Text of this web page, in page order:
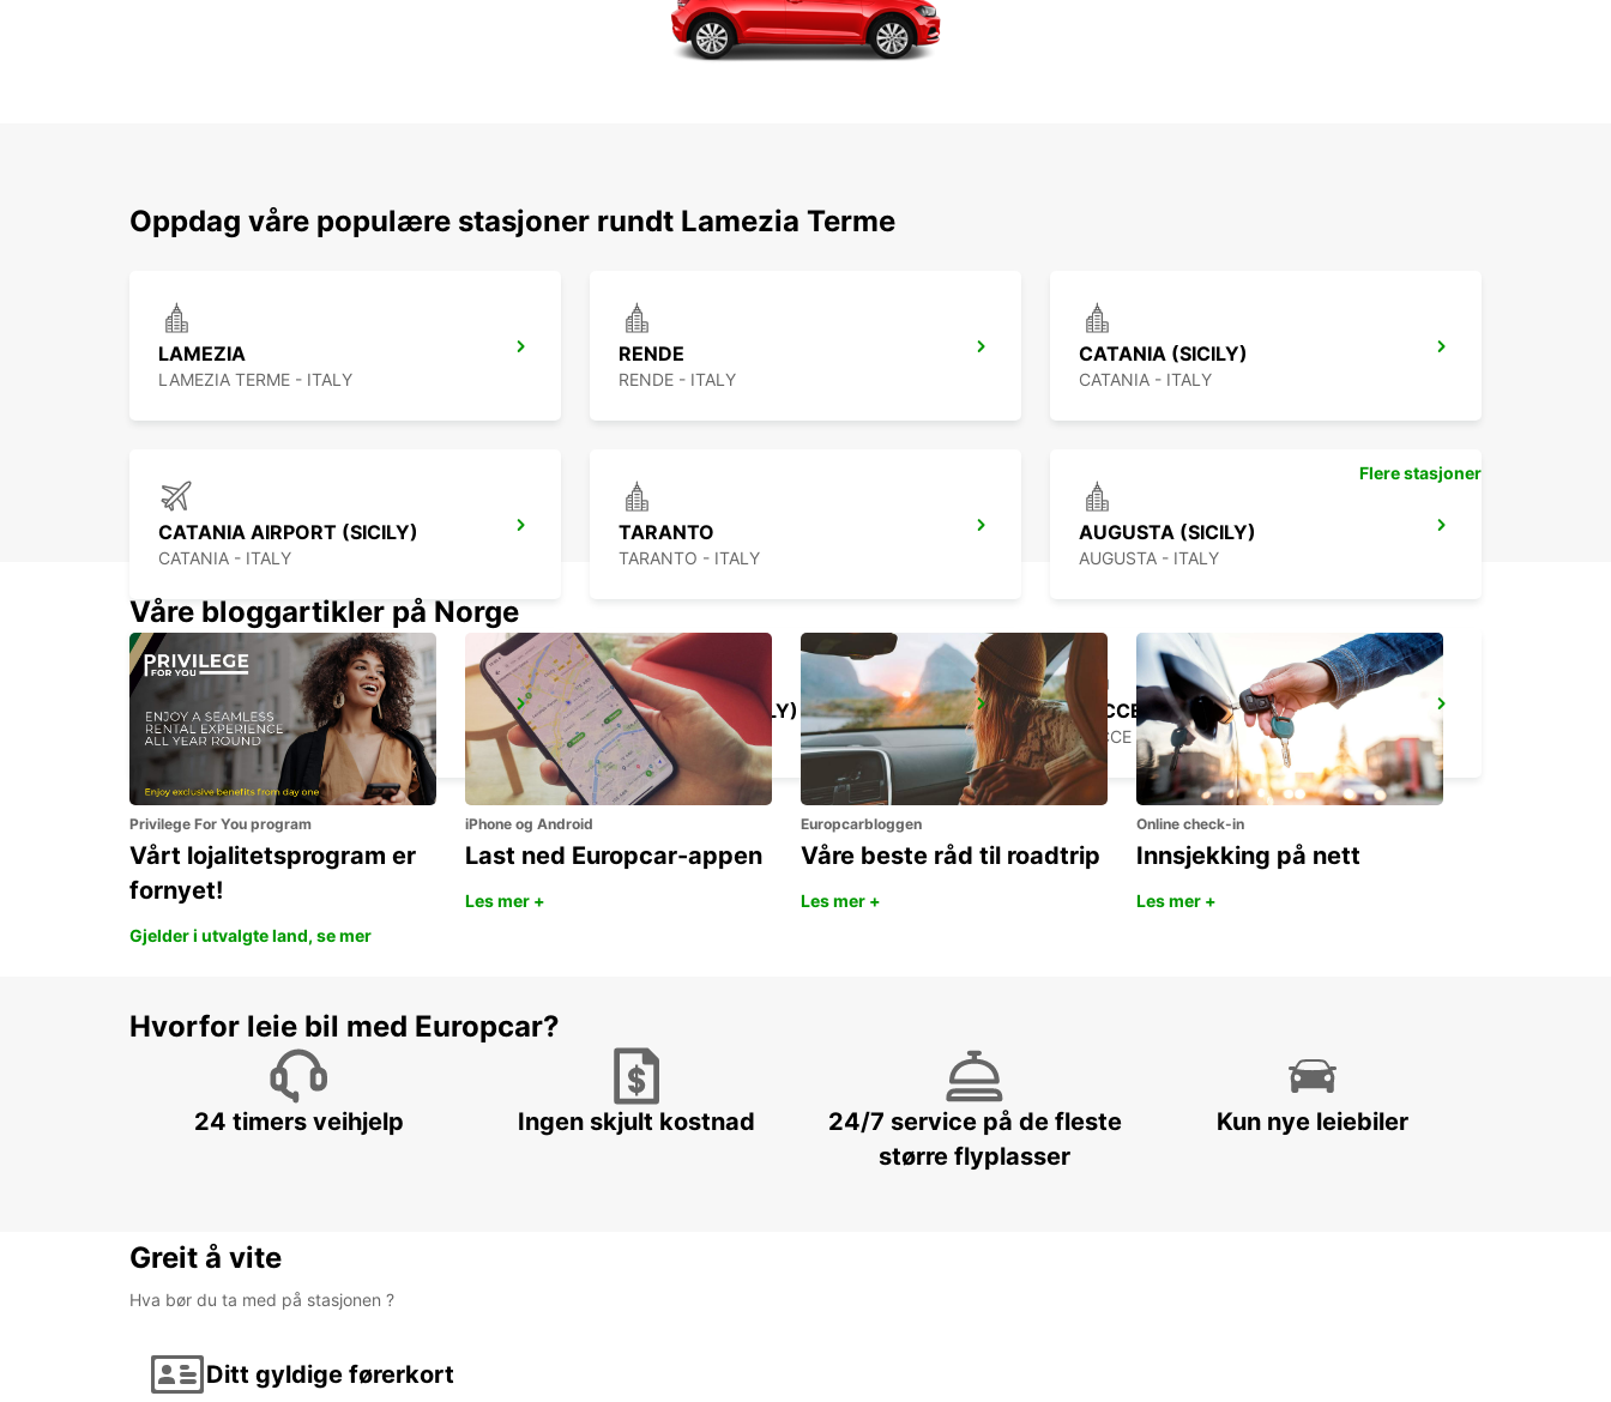
Oppdag våre populære stasjoner rundt Lamezia Terme
LAMEZIA
LAMEZIA TERME - ITALY
RENDE
RENDE - ITALY
CATANIA (SICILY)
CATANIA - ITALY
CATANIA AIRPORT (SICILY)
CATANIA - ITALY
TARANTO
TARANTO - ITALY
AUGUSTA (SICILY)
AUGUSTA - ITALY
CEFALÙ (SICILY)
CEFALÙ - ITALY
SIRACUSA (SICILY)
SIRACUSA - ITALY
LECCE
LECCE - ITALY
Flere stasjoner
Våre bloggartikler på Norge
Privilege For You program
Vårt lojalitetsprogram er
fornyet!
Gjelder i utvalgte land, se mer
iPhone og Android
Last ned Europcar-appen
Les mer +
Europcarbloggen
Våre beste råd til roadtrip
Les mer +
Online check-in
Innsjekking på nett
Les mer +
Hvorfor leie bil med Europcar?
24 timers veihjelp Ingen skjult kostnad
24/7 service på de fleste
større flyplasser
Kun nye leiebiler
Greit å vite
Hva bør du ta med på stasjonen ?
Ditt gyldige førerkort